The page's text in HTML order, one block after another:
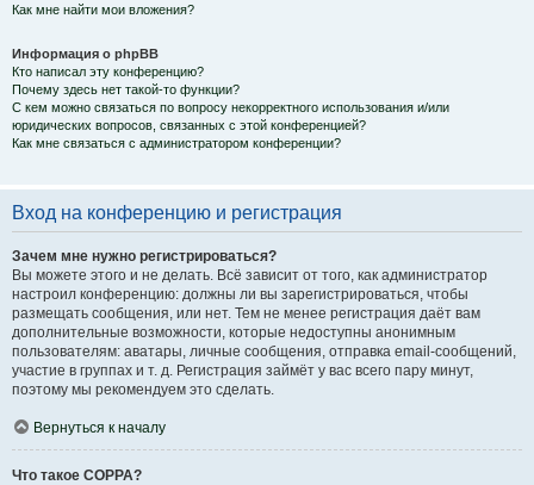
Как мне найти мои вложения?
Информация о phpBB
Кто написал эту конференцию?
Почему здесь нет такой-то функции?
С кем можно связаться по вопросу некорректного использования и/или
юридических вопросов, связанных с этой конференцией?
Как мне связаться с администратором конференции?
Вход на конференцию и регистрация
Зачем мне нужно регистрироваться?
Вы можете этого и не делать. Всё зависит от того, как администратор
настроил конференцию: должны ли вы зарегистрироваться, чтобы
размещать сообщения, или нет. Тем не менее регистрация даёт вам
дополнительные возможности, которые недоступны анонимным
пользователям: аватары, личные сообщения, отправка email-сообщений,
участие в группах и т. д. Регистрация займёт у вас всего пару минут,
поэтому мы рекомендуем это сделать.
Вернуться к началу
Что такое COPPA?